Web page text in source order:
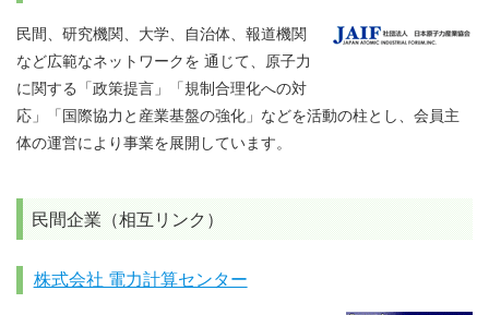
民間、研究機関、大学、自治体、報道機関
など広範なネットワークを 通じて、原子力
に関する「政策提言」「規制合理化への対
応」「国際協力と産業基盤の強化」などを活動の柱とし、会員主
体の運営により事業を展開しています。
民間企業（相互リンク）
株式会社 電力計算センター